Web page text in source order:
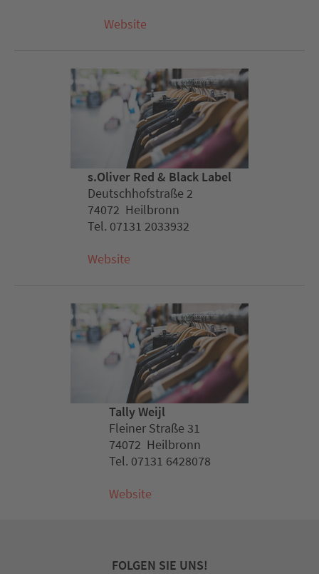
Website
s.Oliver Red & Black Label
Deutschhofstraße 2
74072 Heilbronn
Tel. 07131 2033932
Website
Tally Weijl
Fleiner Straße 31
74072 Heilbronn
Tel. 07131 6428078
Website
FOLGEN SIE UNS!